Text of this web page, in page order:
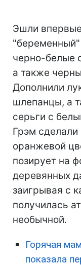
Эшли
черно-белые
а также
Дополнили
шлепанцы, а
серьги с
Грэм
оранжевой
позирует на
деревянных
заигрывая с
получилась
необычной.
Горячая
показала